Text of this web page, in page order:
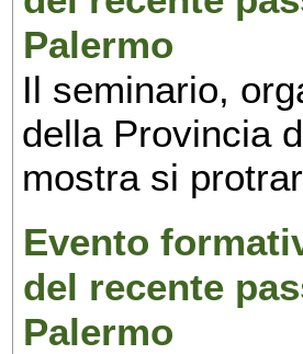
Palermo
Il seminario,
della Provincia
mostra si
Evento
del recente
Palermo